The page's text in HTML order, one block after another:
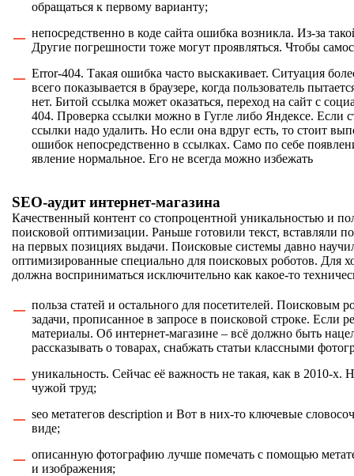
обращаться к первому варианту;
непосредственно в коде сайта ошибка возникла. Из-за
Другие погрешности тоже могут проявляться. Чтобы
Error-404. Такая ошибка часто выскакивает. Ситуация
всего показывается в браузере, когда пользователь
нет. Битой ссылка может оказаться, переход на сайт с
404. Проверка ссылки можно в Гугле либо Яндексе. Если
ссылки надо удалить. Но если она вдруг есть, то стоит
ошибок непосредственно в ссылках. Само по себе
явление нормальное. Его не всегда можно избежать
SEO-аудит интернет-магазина
Качественный контент со стопроцентной уникальностью и
поисковой оптимизации. Раньше готовили текст, вставляли
на первых позициях выдачи. Поисковые системы давно
оптимизированные специально для поисковых роботов. Для
должна восприниматься исключительно как какое-то
польза статей и остального для посетителей. Поисковым
задачи, прописанное в запросе в поисковой строке. Если
материалы. Об интернет-магазине – всё должно быть
рассказывать о товарах, снабжать статьи классными
уникальность. Сейчас её важность не такая, как в 2010-х.
чужой труд;
seo метатегов description и Вот в них-то ключевые
виде;
описанную фотографию лучше помечать с помощью
и изображения;